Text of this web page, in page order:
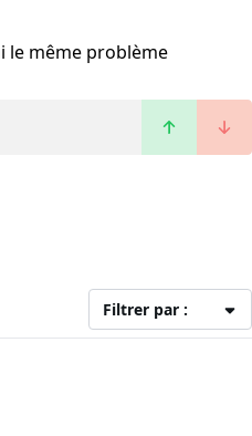
le même problème
Filtrer par :